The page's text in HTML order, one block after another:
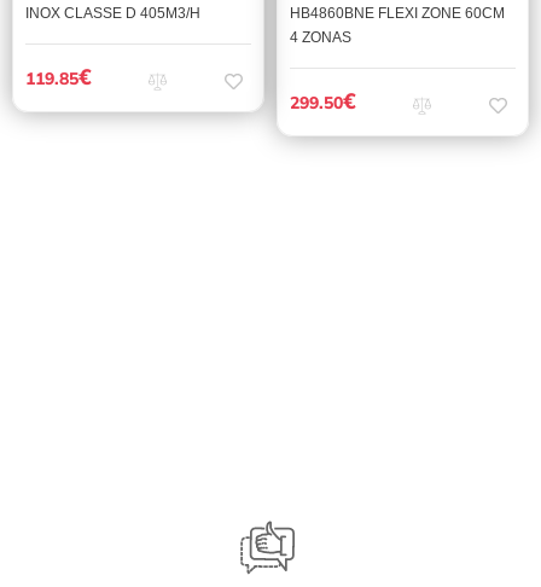
INOX CLASSE D 405M3/H
119.85€
HB4860BNE FLEXI ZONE 60CM
4 ZONAS
299.50€